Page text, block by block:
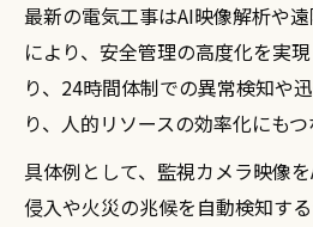
最新の電気工事はAI映像解析や
により、安全管理の高度化を実
り、24時間体制での異常検知や
り、人的リソースの効率化にもつ
具体例として、監視カメラ映像
侵入や火災の兆候を自動検知する